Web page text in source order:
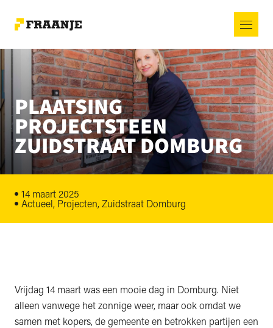
PLAATSING
PROJECTSTEEN
ZUIDSTRAAT DOMBURG
14 maart 2025
Actueel, Projecten, Zuidstraat Domburg
Vrijdag 14 maart was een mooie dag in Domburg. Niet
alleen vanwege het zonnige weer, maar ook omdat we
samen met kopers, de gemeente en betrokken partijen een